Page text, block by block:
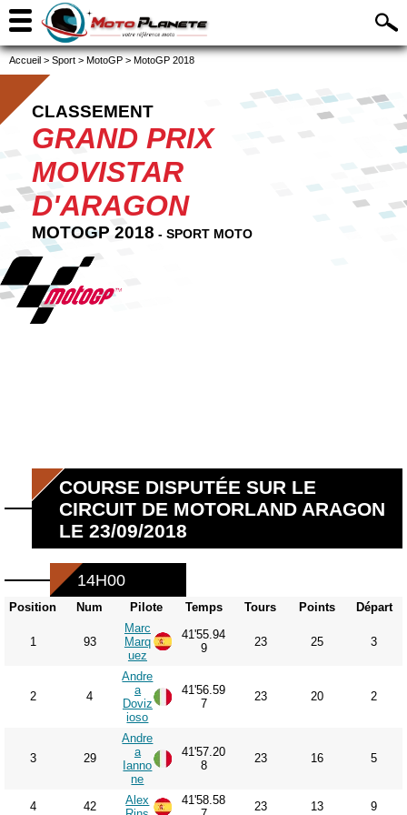
Accueil > Sport > MotoGP > MotoGP 2018
CLASSEMENT
GRAND PRIX
MOVISTAR
D'ARAGON
MOTOGP 2018 - SPORT MOTO
COURSE DISPUTÉE SUR LE
CIRCUIT DE MOTORLAND ARAGON
LE 23/09/2018
14H00
Position Num Pilote Temps Tours Points Départ
1 93
Marc
Marq
uez
41'55.94
9
23 25 3
2 4
Andre
a
Doviz
ioso
41'56.59
7
23 20 2
3 29
Andre
a
Ianno
ne
41'57.20
8
23 16 5
4 42
Alex
41'58.58
23 13 9